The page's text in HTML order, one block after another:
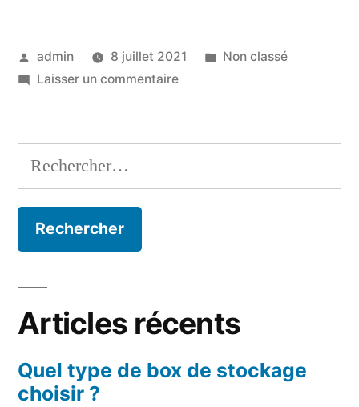
Publié
par
admin 8 juillet 2021
Publié
Non classé
Laisser un commentairesur
en
sérénité
Rechercher :
Articles récents
Quel type de box de stockage
choisir ?